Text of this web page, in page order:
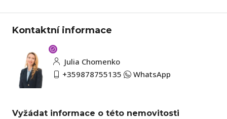
Kontaktní informace
Julia Chomenko
+359878755135
WhatsApp
Vyžádat informace o této nemovitosti